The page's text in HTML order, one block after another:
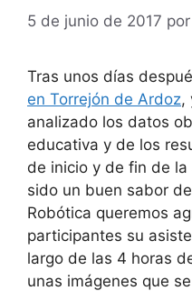
5 de junio de 2017 por
Tras unos días
en Torrejón de Ardoz,
analizado los datos
educativa y de los
de inicio y de fin de
sido un buen sabor
Robótica queremos
participantes su
largo de las 4 horas
unas imágenes que